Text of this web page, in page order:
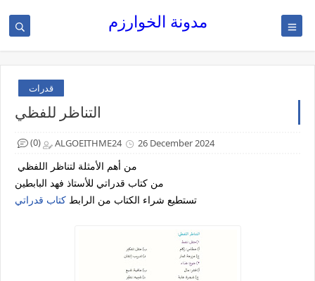
مدونة الخوارزم
قدرات
التناظر للفظي
ALGOEITHME24 26 December 2024
(0)
من أهم الأمثلة لتناظر اللفظي
من كتاب قدراتي للأستاذ فهد البابطين
تستطيع شراء الكتاب من الرابط كتاب قدراتي